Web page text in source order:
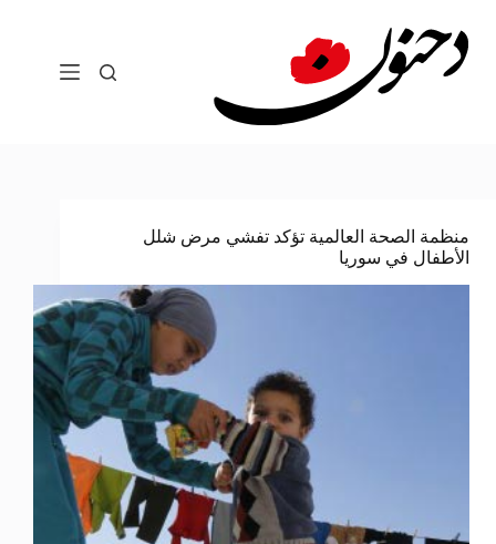
المحتوى
منظمة الصحة العالمية تؤكد تفشي مرض شلل
الأطفال في سوريا